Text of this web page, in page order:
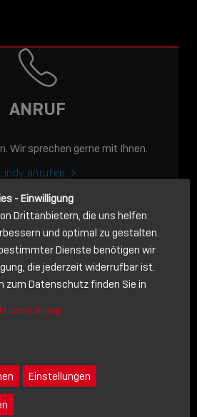
FÜR
S BIS
ANRUF
Wir sprechen gerne mit Ihnen.
anrufen
Dann schicken Sie uns gerne eine
- Einwilligung
Drittanbietern, die uns helfen
und optimal zu gestalten.
Dienste benötigen wir
die jederzeit widerrufbar ist.
zum Datenschutz finden Sie in
Einstellungen